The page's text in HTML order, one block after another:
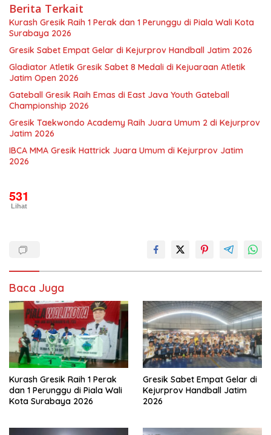
Berita Terkait
Kurash Gresik Raih 1 Perak dan 1 Perunggu di Piala Wali Kota
Surabaya 2026
Gresik Sabet Empat Gelar di Kejurprov Handball Jatim 2026
Gladiator Atletik Gresik Sabet 8 Medali di Kejuaraan Atletik
Jatim Open 2026
Gateball Gresik Raih Emas di East Java Youth Gateball
Championship 2026
Gresik Taekwondo Academy Raih Juara Umum 2 di Kejurprov
Jatim 2026
IBCA MMA Gresik Hattrick Juara Umum di Kejurprov Jatim
2026
531
Lihat
Baca Juga
Kurash Gresik Raih 1 Perak
dan 1 Perunggu di Piala Wali
Kota Surabaya 2026
Gresik Sabet Empat Gelar di
Kejurprov Handball Jatim
2026